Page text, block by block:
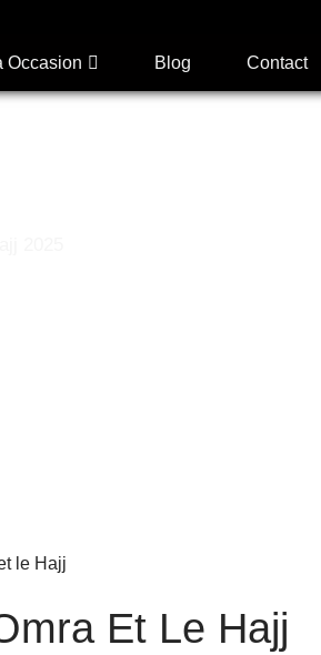
Occasion Blog Contact
Et Le Hajj